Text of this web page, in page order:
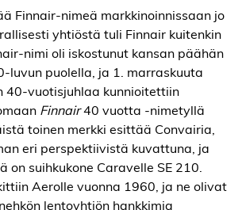
Finnair-nimeä markkinoinnissaan jo
yhtiöstä tuli Finnair kuitenkin
nimi oli iskostunut kansan päähän
luvun puolella, ja 1. marraskuuta
40-vuotisjuhlaa kunnioitettiin
Finnair40 vuotta -nimetyllä
toinen merkki esittää Convairia,
eri perspektiivistä kuvattuna, ja
on suihkukone Caravelle SE 210.
Aerolle vuonna 1960, ja ne olivat
lentoyhtiön hankkimia